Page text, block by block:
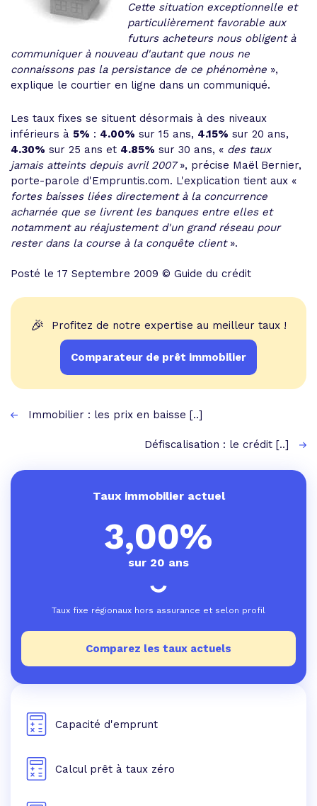
Cette situation exceptionnelle et
particulièrement favorable aux
futurs acheteurs nous obligent à
communiquer à nouveau d'autant que nous ne
connaissons pas la persistance de ce phénomène »,
explique le courtier en ligne dans un communiqué.
Les taux fixes se situent désormais à des niveaux
inférieurs à 5% : 4.00% sur 15 ans, 4.15% sur 20 ans,
4.30% sur 25 ans et 4.85% sur 30 ans, « des taux
jamais atteints depuis avril 2007», précise Maël Bernier,
porte-parole d'Empruntis.com. L'explication tient aux «
fortes baisses liées directement à la concurrence
acharnée que se livrent les banques entre elles et
notamment au réajustement d'un grand réseau pour
rester dans la course à la conquête client».
Posté le 17 Septembre 2009 © Guide du crédit
🎉 Profitez de notre expertise au meilleur taux !
Comparateur de prêt immobilier
Immobilier : les prix en baisse [..]
Défiscalisation : le crédit [..]
Taux immobilier actuel
3,00%
sur 20 ans
Taux fixe régionaux hors assurance et selon profil
Comparez les taux actuels
Capacité d'emprunt
Calcul prêt à taux zéro